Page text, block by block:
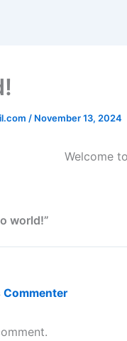
/ November 13, 2024
Welcome
world!”
Commenter